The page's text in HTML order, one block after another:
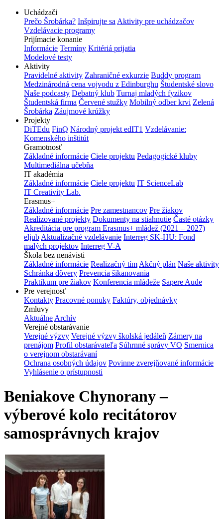
Uchádzači
Prečo Šrobárka? Inšpirujte sa Aktivity pre uchádzačov
Vzdelávacie programy
Prijímacie konanie
Informácie Termíny Kritériá prijatia
Modelové testy
Aktivity
Pravidelné aktivity Zahraničné exkurzie Buddy program
Medzinárodná cena vojvodu z Edinburghu Študentské slovo
Naše podcasty Debatný klub Turnaj mladých fyzikov
Študentská firma Červené stužky Mobilný odber krvi Zelená
Šrobárka Záujmové krúžky
Projekty
DiTEdu FinQ Národný projekt edIT1 Vzdelávanie:
Komenského inštitút
Gramotnosť
Základné informácie Ciele projektu Pedagogické kluby
Multimediálna učebňa
IT akadémia
Základné informácie Ciele projektu IT ScienceLab
IT Creativity Lab.
Erasmus+
Základné informácie Pre zamestnancov Pre žiakov
Realizované projekty Dokumenty na stiahnutie Časté otázky
Akreditácia pre program Erasmus+ mládež (2021 – 2027)
eljub Aktualizačné vzdelávanie Interreg SK-HU: Fond
malých projektov Interreg V-A
Škola bez nenávisti
Základné informácie Realizačný tím Akčný plán Naše aktivity
Schránka dôvery Prevencia šikanovania
Praktikum pre žiakov Konferencia mládeže Sapere Aude
Pre verejnosť
Kontakty Pracovné ponuky Faktúry, objednávky
Zmluvy
Aktuálne Archív
Verejné obstarávanie
Verejné výzvy Verejné výzvy školská jedáleň Zámery na
prenájom Profil obstarávateľa Súhrnné správy VO Smernica
o verejnom obstarávaní
Ochrana osobných údajov Povinne zverejňované informácie
Vyhlásenie o prístupnosti
Beniakove Chynorany –
výberové kolo recitátorov
samosprávnych krajov